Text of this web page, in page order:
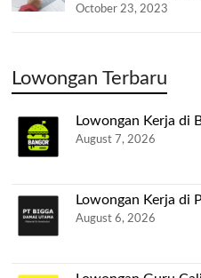
October 23, 2023
Lowongan Terbaru
Lowongan Kerja di
August 7, 2026
Lowongan Kerja di
August 6, 2026